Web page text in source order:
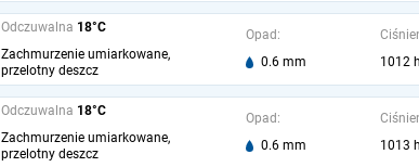
Odczuwalna 18°C
Zachmurzenie umiarkowane,
przelotny deszcz
Opad:
0.6 mm
1012
Odczuwalna 18°C
Zachmurzenie umiarkowane,
przelotny deszcz
Opad:
0.6 mm
1013